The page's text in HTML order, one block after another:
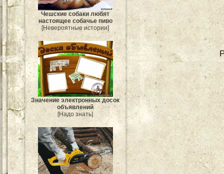
Чешские собаки любят
настоящее собачье пиво
[Невероятные истории]
Значение электронных досок
объявлений
[Надо знать]